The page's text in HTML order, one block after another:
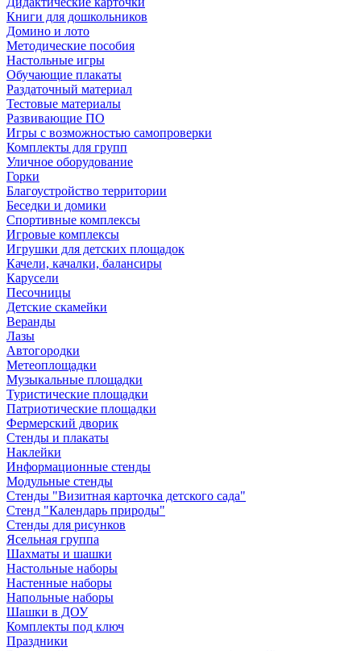
Книги для дошкольников
Домино и лото
Методические пособия
Настольные игры
Обучающие плакаты
Раздаточный материал
Тестовые материалы
Развивающие ПО
Игры с возможностью самопроверки
Комплекты для групп
Уличное оборудование
Горки
Благоустройство территории
Беседки и домики
Спортивные комплексы
Игровые комплексы
Игрушки для детских площадок
Качели, качалки, балансиры
Карусели
Песочницы
Детские скамейки
Веранды
Лазы
Автогородки
Метеоплощадки
Музыкальные площадки
Туристические площадки
Патриотические площадки
Фермерский дворик
Стенды и плакаты
Наклейки
Информационные стенды
Модульные стенды
Стенды "Визитная карточка детского сада"
Стенд "Календарь природы"
Стенды для рисунков
Ясельная группа
Шахматы и шашки
Настольные наборы
Настенные наборы
Напольные наборы
Шашки в ДОУ
Комплекты под ключ
Праздники